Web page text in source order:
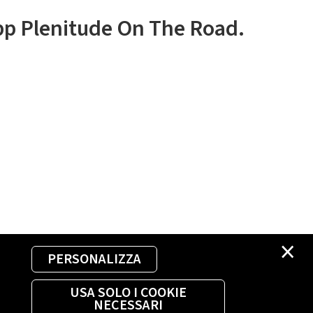
×
PERSONALIZZA
USA SOLO I COOKIE
NECESSARI
Plenitude On The Road.